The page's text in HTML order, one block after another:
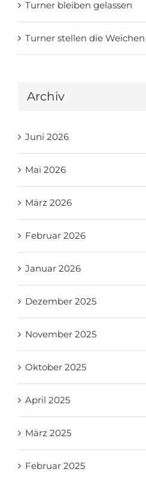
Turner bleiben gelassen
Turner stellen die
Archiv
Juni 2026
Mai 2026
März 2026
Februar 2026
Januar 2026
Dezember 2025
November 2025
Oktober 2025
April 2025
März 2025
Februar 2025